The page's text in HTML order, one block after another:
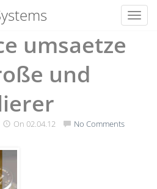
umsaetze
und
On 02.04.12 No Comments